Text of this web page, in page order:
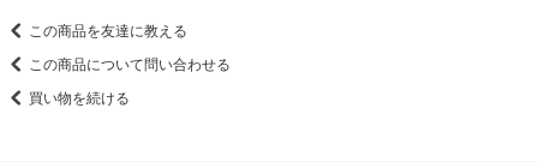
この商品を友達に教える
この商品について問い合わせる
買い物を続ける